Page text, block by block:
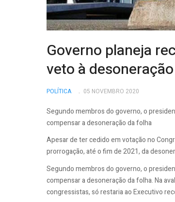
Governo planeja
veto à desoneração
POLÍTICA 05 NOVEMBRO 2020
Segundo membros do governo, o
compensar a desoneração da folha
Apesar de ter cedido em votação no
prorrogação, até o fim de 2021, da
Segundo membros do governo, o
compensar a desoneração da folha. Na
congressistas, só restaria ao Executivo